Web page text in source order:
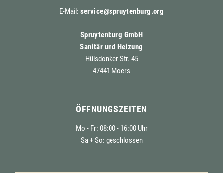
E-Mail: service@spruytenburg.org
Spruytenburg GmbH
Sanitär und Heizung
Hülsdonker Str. 45
47441 Moers
ÖFFNUNGSZEITEN
Mo - Fr: 08:00 - 16:00 Uhr
Sa + So: geschlossen